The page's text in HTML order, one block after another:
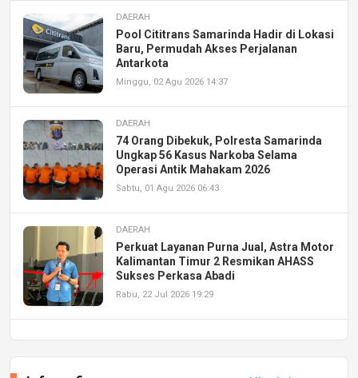
DAERAH
Pool Cititrans Samarinda Hadir di Lokasi
Baru, Permudah Akses Perjalanan
Antarkota
Minggu, 02 Agu 2026 14:37
DAERAH
74 Orang Dibekuk, Polresta Samarinda
Ungkap 56 Kasus Narkoba Selama
Operasi Antik Mahakam 2026
Sabtu, 01 Agu 2026 06:43
DAERAH
Perkuat Layanan Purna Jual, Astra Motor
Kalimantan Timur 2 Resmikan AHASS
Sukses Perkasa Abadi
Rabu, 22 Jul 2026 19:29